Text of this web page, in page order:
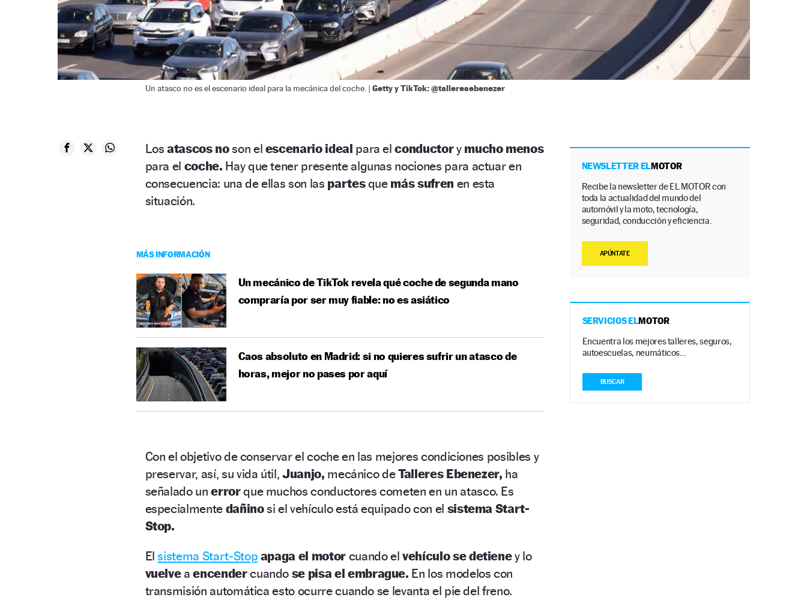
Un atasco no es el escenario ideal para la mecánica del coche. | Getty y TikTok: @talleresebenezer
Losatascos noson el escenario ideal para elconductory mucho menos
para el coche. Hay que tener presente algunas nociones para actuar en
consecuencia: una de ellas son las partesquemás sufren en esta
situación.
MÁS INFORMACIÓN
Un mecánico de TikTok revela qué coche de segunda mano
compraría por ser muy fiable: no es asiático
Caos absoluto en Madrid: si no quieres sufrir un atasco de
horas, mejor no pases por aquí
Con el objetivo de conservar el coche en las mejores condiciones posibles y
preservar, así, su vida útil, Juanjo, mecánico deTalleres Ebenezer, ha
señalado unerrorque muchos conductores cometen en un atasco. Es
especialmente dañinosi el vehículo está equipado con el sistema Start-
Stop.
Elsistema Start-Stop apaga el motor cuando elvehículo se detieney lo
vuelveaencendercuando se pisa el embrague. En los modelos con
transmisión automática esto ocurre cuando se levanta el pie del freno.
NEWSLETTER ELMOTOR
Recibe la newsletter de EL MOTOR con
toda la actualidad del mundo del
automóvil y la moto, tecnología,
seguridad, conducción y eficiencia.
APÚNTATE
SERVICIOS ELMOTOR
Encuentra los mejores talleres, seguros,
autoescuelas, neumáticos…
BUSCAR